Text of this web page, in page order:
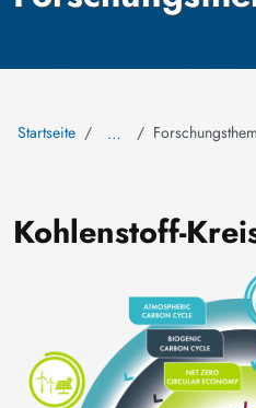
Startseite …
Kohlenstoff-